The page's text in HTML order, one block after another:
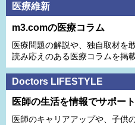
医療維新
m3.comの医療コラム
医療問題の解説や、独⾃取材を
読み応えのある医療コラムを掲載
Doctors LIFESTYLE
医師の生活を情報でサポート
医師のキャリアアップや、子供